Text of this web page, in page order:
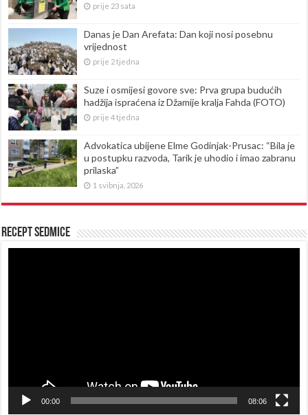
prije 23 sata
Danas je Dan Arefata: Dan koji nosi posebnu
vrijednost
prije 2 tjedna
Suze i osmijesi govore sve: Prva grupa budućih
hadžija ispraćena iz Džamije kralja Fahda (FOTO)
prije 4 tjedna
Advokatica ubijene Elme Godinjak-Prusac: “Bila je
u postupku razvoda, Tarik je uhodio i imao zabranu
prilaska”
1 svibnja, 2026
Recept sedmice
00:00 08:06